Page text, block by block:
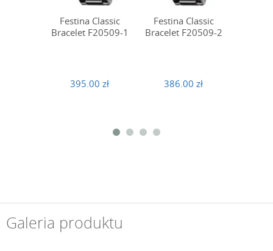
Festina Classic
Bracelet F20509-1
395.00 zł
Festina Classic
Bracelet F20509-2
386.00 zł
Galeria produktu